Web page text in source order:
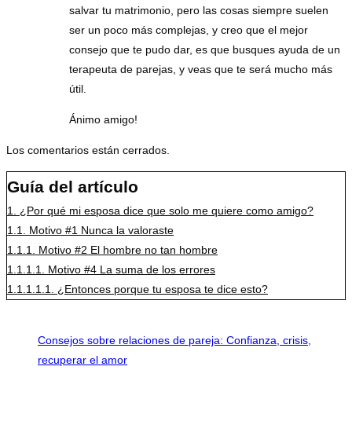
salvar tu matrimonio, pero las cosas siempre suelen
ser un poco más complejas, y creo que el mejor
consejo que te pudo dar, es que busques ayuda de un
terapeuta de parejas, y veas que te será mucho más
útil.
Ánimo amigo!
Los comentarios están cerrados.
Guía del artículo
1.
¿Por qué mi esposa dice que solo me quiere como amigo?
1.1.
Motivo #1 Nunca la valoraste
1.1.1.
Motivo #2 El hombre no tan hombre
1.1.1.1.
Motivo #4 La suma de los errores
1.1.1.1.1.
¿Entonces porque tu esposa te dice esto?
Consejos sobre relaciones de pareja: Confianza, crisis,
recuperar el amor